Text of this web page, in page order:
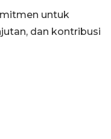
untuk
dan kontribusi